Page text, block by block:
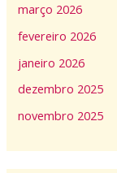
março 2026
fevereiro 2026
janeiro 2026
dezembro 2025
novembro 2025